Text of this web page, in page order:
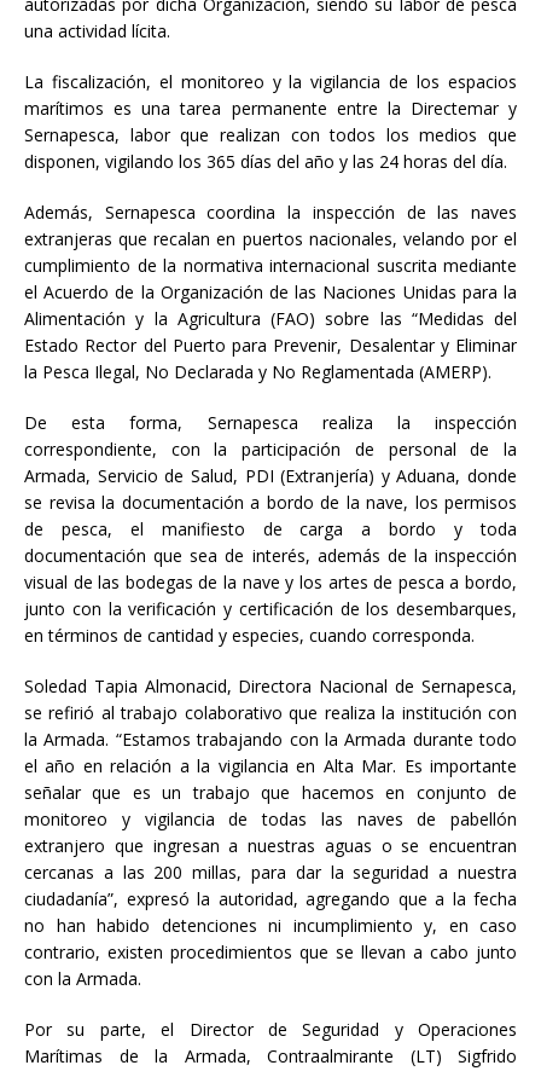
una actividad lícita.
La fiscalización, el monitoreo y la vigilancia de los espacios
marítimos es una tarea permanente entre la Directemar y
Sernapesca, labor que realizan con todos los medios que
disponen, vigilando los 365 días del año y las 24 horas del día.
Además, Sernapesca coordina la inspección de las naves
extranjeras que recalan en puertos nacionales, velando por el
cumplimiento de la normativa internacional suscrita mediante
el Acuerdo de la Organización de las Naciones Unidas para la
Alimentación y la Agricultura (FAO) sobre las “Medidas del
Estado Rector del Puerto para Prevenir, Desalentar y Eliminar
la Pesca Ilegal, No Declarada y No Reglamentada (AMERP).
De esta forma, Sernapesca realiza la inspección
correspondiente, con la participación de personal de la
Armada, Servicio de Salud, PDI (Extranjería) y Aduana, donde
se revisa la documentación a bordo de la nave, los permisos
de pesca, el manifiesto de carga a bordo y toda
documentación que sea de interés, además de la inspección
visual de las bodegas de la nave y los artes de pesca a bordo,
junto con la verificación y certificación de los desembarques,
en términos de cantidad y especies, cuando corresponda.
Soledad Tapia Almonacid, Directora Nacional de Sernapesca,
se refirió al trabajo colaborativo que realiza la institución con
la Armada. “Estamos trabajando con la Armada durante todo
el año en relación a la vigilancia en Alta Mar. Es importante
señalar que es un trabajo que hacemos en conjunto de
monitoreo y vigilancia de todas las naves de pabellón
extranjero que ingresan a nuestras aguas o se encuentran
cercanas a las 200 millas, para dar la seguridad a nuestra
ciudadanía”, expresó la autoridad, agregando que a la fecha
no han habido detenciones ni incumplimiento y, en caso
contrario, existen procedimientos que se llevan a cabo junto
con la Armada.
Por su parte, el Director de Seguridad y Operaciones
Marítimas de la Armada, Contraalmirante (LT) Sigfrido